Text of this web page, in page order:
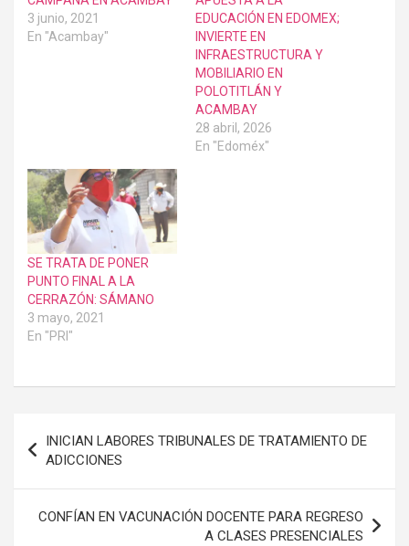
3 junio, 2021
En "Acambay"
EDUCACIÓN EN EDOMEX;
INVIERTE EN
INFRAESTRUCTURA Y
MOBILIARIO EN
POLOTITLÁN Y
ACAMBAY
28 abril, 2026
En "Edoméx"
SE TRATA DE PONER
PUNTO FINAL A LA
CERRAZÓN: SÁMANO
3 mayo, 2021
En "PRI"
de
entradas
INICIAN LABORES TRIBUNALES DE TRATAMIENTO DE
ADICCIONES
CONFÍAN EN VACUNACIÓN DOCENTE PARA REGRESO
A CLASES PRESENCIALES